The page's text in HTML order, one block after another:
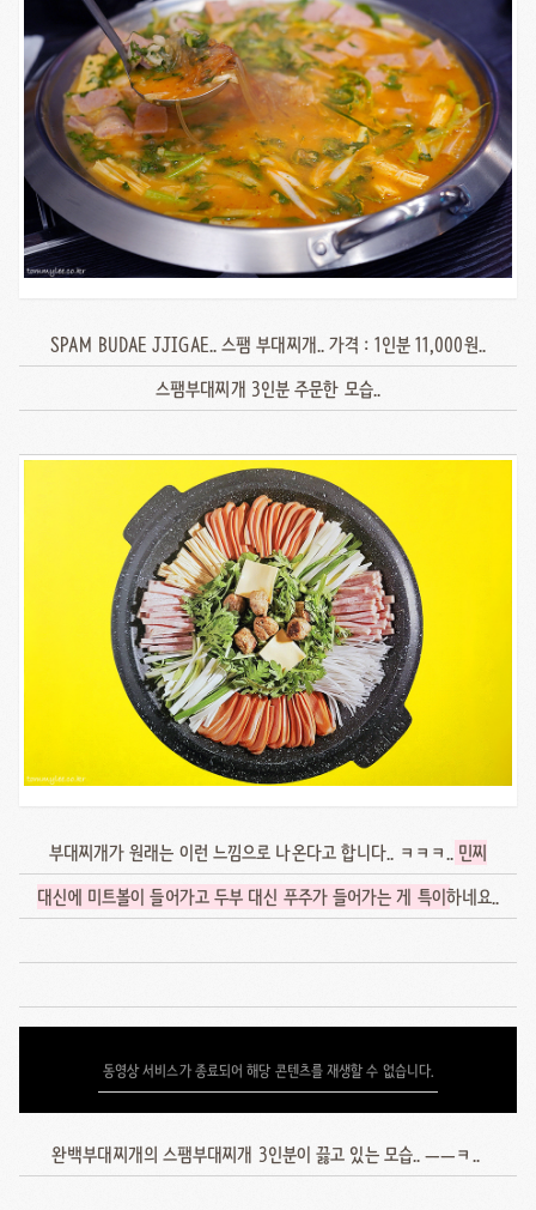
SPAM BUDAE JJIGAE.. 스팸 부대찌개.. 가격 : 1인분 11,000원..
스팸부대찌개 3인분 주문한 모습..
부대찌개가 원래는 이런 느낌으로 나온다고 합니다.. ㅋㅋㅋ.. 민찌
대신에 미트볼이 들어가고 두부 대신 푸주가 들어가는 게 특이하네요..
동영상 서비스가 종료되어 해당 콘텐츠를 재생할 수 없습니다.
완백부대찌개의 스팸부대찌개 3인분이 끓고 있는 모습.. ㅡㅡㅋ..